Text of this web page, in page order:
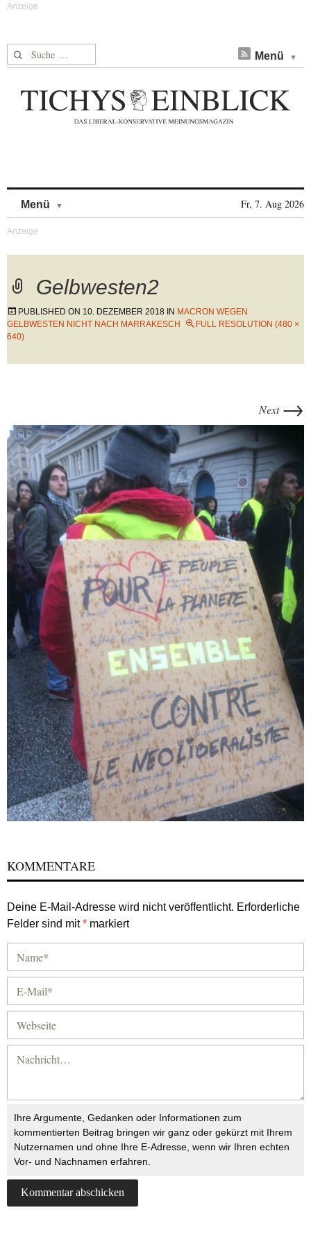
Suche nach: Menü
Menü Fr, 7. Aug 2026
Gelbwesten2
PUBLISHED ON 10. DEZEMBER 2018 IN MACRON WEGEN
GELBWESTEN NICHT NACH MARRAKESCH
FULL RESOLUTION (480 ×
640)
Next →
KOMMENTARE
Deine E-Mail-Adresse wird nicht veröffentlicht. Erforderliche
Felder sind mit* markiert
Ihre Argumente, Gedanken oder Informationen zum
kommentierten Beitrag bringen wir ganz oder gekürzt mit Ihrem
Nutzernamen und ohne Ihre E-Adresse, wenn wir Ihren echten
Vor- und Nachnamen erfahren.